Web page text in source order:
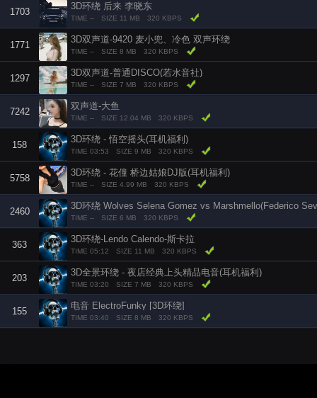
1703
3D环绕 后来 李晓东
TIME -- SIZE 11 MB 320 KBPS
1771
3D双声道-9420 麦小兜、冷色 双声环绕
TIME -- SIZE 8 MB 320 KBPS
1297
3D双声道-普通DISCO(若水音社)
TIME -- SIZE 7 MB 320 KBPS
7242
双声道-大鱼
TIME -- SIZE 12.04 MB 320 KBPS
158
3D环绕 - 悟空摇头(耳机福利)
TIME 03:53 SIZE 9 MB 320 KBPS
5758
3D环绕 - 花僮 桥边姑娘DJ版(耳机福利)
TIME -- SIZE 4.99 MB 320 KBPS
2460
3D环绕 Wolves Selena Gomez vs Marshmello(Federico
TIME -- SIZE 6 MB 320 KBPS
363
3D环绕-Lendo Calendo-斯卡拉
TIME 05:12 SIZE 11 MB 320 KBPS
203
3D全景环绕 - 夜店经典上头精品电音(耳机福利)
TIME 03:20 SIZE 7 MB 320 KBPS
155
电音 ElectroFunky [3D环绕]
TIME 03:40 SIZE 8 MB 320 KBPS